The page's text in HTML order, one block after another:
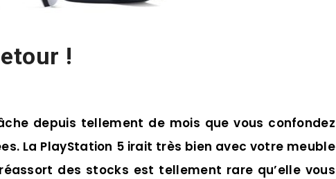
!
depuis tellement de mois que vous confondez
La PlayStation 5 irait très bien avec votre meuble
des stocks est tellement rare qu’elle vous